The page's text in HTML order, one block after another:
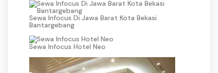
Sewa Infocus Di Jawa Barat Kota Bekasi
Bantargebang
Sewa Infocus Hotel Neo